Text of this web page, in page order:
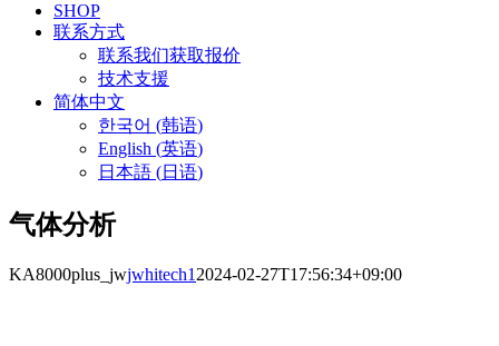
SHOP
联系方式
联系我们获取报价
技术支援
简体中文
한국어 (韩语)
English (英语)
日本語 (日语)
气体分析
KA8000plus_jwjwhitech1 2024-02-27T17:56:34+09:00